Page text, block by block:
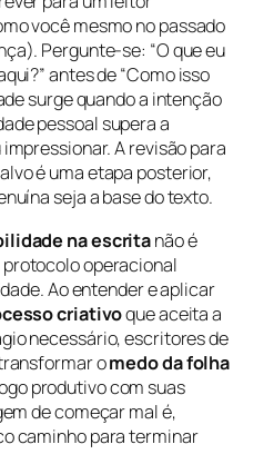
você mesmo no passado
Pergunte-se: “O que eu
antes de “Como isso
surge quando a intenção
pessoal supera a
A revisão para
é uma etapa posterior,
seja a base do texto.
na escritanão é
operacional
Ao entender e aplicar
criativoque aceita a
necessário, escritores de
omedo da folha
produtivo com suas
de começar mal é,
caminho para terminar